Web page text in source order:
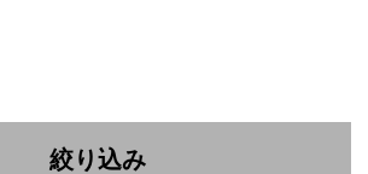
絞り込み